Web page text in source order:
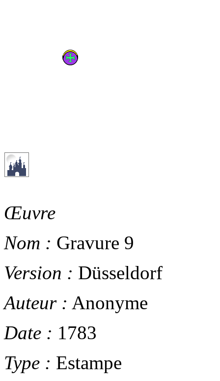
Œuvre
Nom : Gravure 9
Version : Düsseldorf
Auteur : Anonyme
Date : 1783
Type : Estampe